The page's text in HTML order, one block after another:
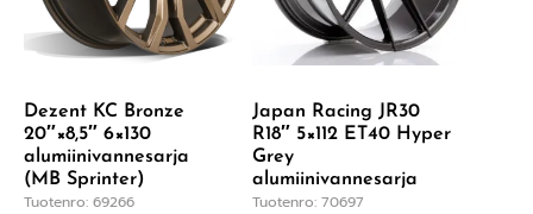
Dezent KC Bronze
20″×8,5″ 6×130
alumiinivannesarja
(MB Sprinter)
Tuotenro: 69266
Japan Racing JR30
R18″ 5×112 ET40 Hyper
Grey
alumiinivannesarja
Tuotenro: 70697